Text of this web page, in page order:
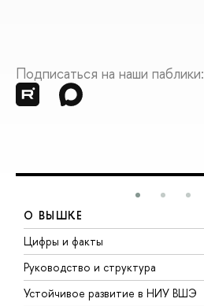
Подписаться на наши паблики:
О ВЫШКЕ
Цифры и факты
Руководство и структура
Устойчивое развитие в НИУ ВШЭ